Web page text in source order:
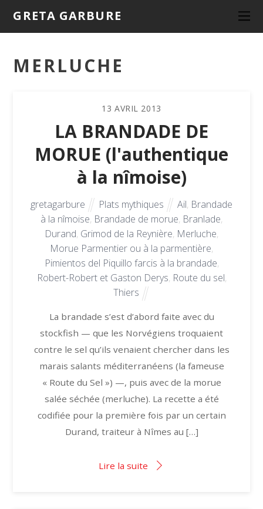
GRETA GARBURE
MERLUCHE
13 AVRIL 2013
LA BRANDADE DE
MORUE (l'authentique
à la nîmoise)
gretagarbure Plats mythiques Ail, Brandade
à la nîmoise, Brandade de morue, Branlade,
Durand, Grimod de la Reynière, Merluche,
Morue Parmentier ou à la parmentière,
Pimientos del Piquillo farcis à la brandade,
Robert-Robert et Gaston Derys, Route du sel,
Thiers
La brandade s’est d’abord faite avec du
stockfish — que les Norvégiens troquaient
contre le sel qu’ils venaient chercher dans les
marais salants méditerranéens (la fameuse
« Route du Sel ») —, puis avec de la morue
salée séchée (merluche). La recette a été
codifiée pour la première fois par un certain
Durand, traiteur à Nîmes au […]
Lire la suite